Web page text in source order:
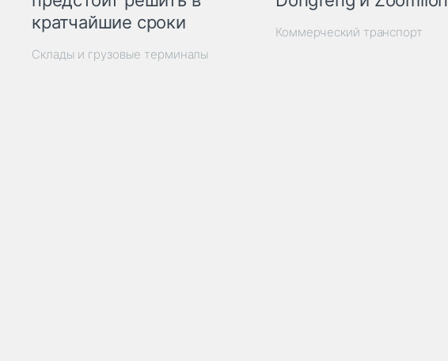
кратчайшие сроки
Склады и грузовые терминалы
Коммерческий транспорт